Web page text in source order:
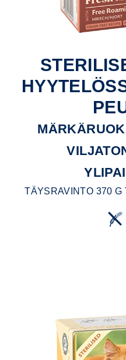
TÄYSRAVINTO 370